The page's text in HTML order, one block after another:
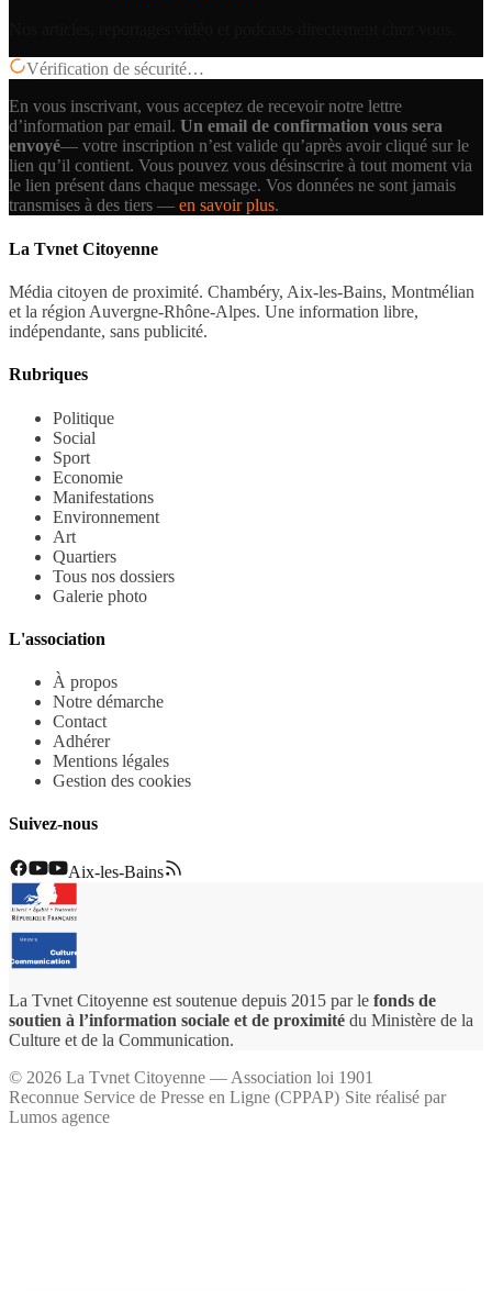
Vérification de sécurité…
En vous inscrivant, vous acceptez de recevoir notre lettre
d’information par email. Un email de confirmation vous sera
envoyé— votre inscription n’est valide qu’après avoir cliqué sur le
lien qu’il contient. Vous pouvez vous désinscrire à tout moment via
le lien présent dans chaque message. Vos données ne sont jamais
transmises à des tiers — en savoir plus.
La Tvnet Citoyenne
Média citoyen de proximité. Chambéry, Aix-les-Bains, Montmélian
et la région Auvergne-Rhône-Alpes. Une information libre,
indépendante, sans publicité.
Rubriques
Politique
Social
Sport
Economie
Manifestations
Environnement
Art
Quartiers
Tous nos dossiers
Galerie photo
L'association
À propos
Notre démarche
Contact
Adhérer
Mentions légales
Gestion des cookies
Suivez-nous
Aix-les-Bains
La Tvnet Citoyenne est soutenue depuis 2015 par le fonds de
soutien à l’information sociale et de proximité du Ministère de la
Culture et de la Communication.
© 2026 La Tvnet Citoyenne — Association loi 1901
Reconnue Service de Presse en Ligne (CPPAP)·Site réalisé par
Lumos agence